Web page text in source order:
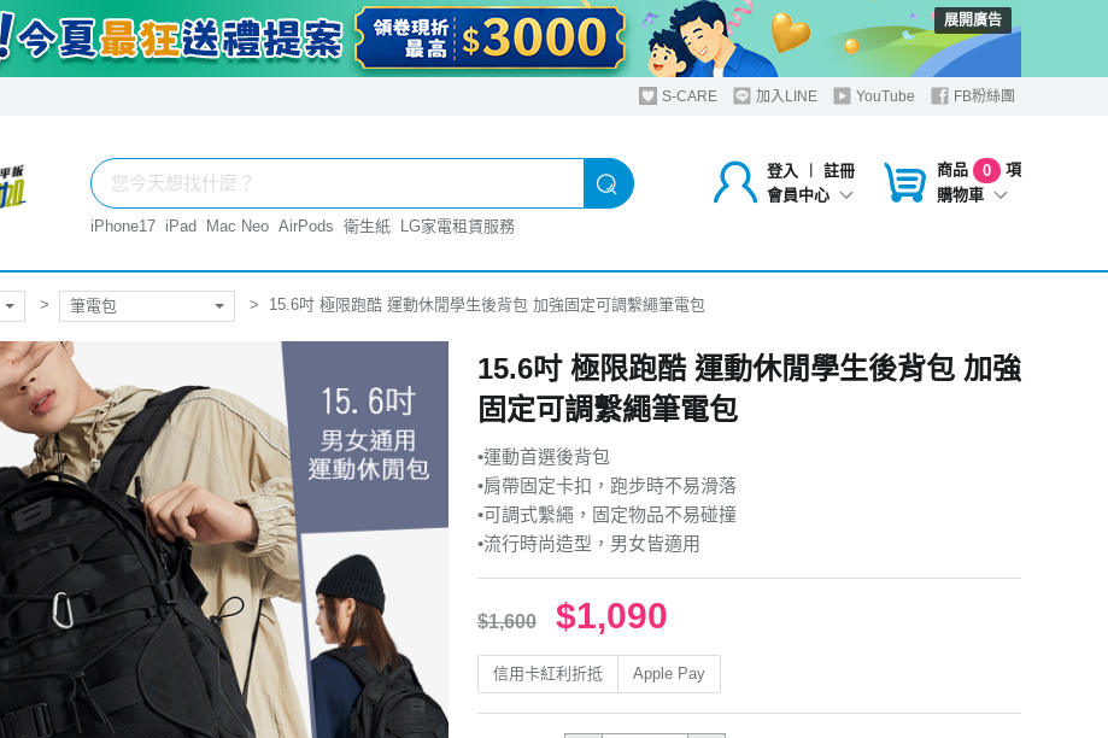
展開廣告
S-CARE 加入LINE YouTube FB粉絲團
登入 ︱
註冊
會員中心
商品 0
項
購物車
iPhone17 iPad Mac Neo AirPods 衛生紙 LG家電租賃服務
筆電包 15.6吋 極限跑酷 運動休閒學生後背包 加強固定可調繫繩筆電包
15.6吋 極限跑酷 運動休閒學生後背包 加強
固定可調繫繩筆電包
•運動首選後背包
•肩帶固定卡扣，跑步時不易滑落
•可調式繫繩，固定物品不易碰撞
•流行時尚造型，男女皆適用
$1,600 $1,090
信用卡紅利折抵 Apple Pay